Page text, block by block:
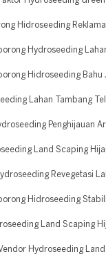
Hidroseeding
Hydroseeding
Hidroseeding Bahu
Lahan Tambang
Penghijauan
Land Scaping
Revegetasi
Hidroseeding
Land Scaping
Hydroseeding